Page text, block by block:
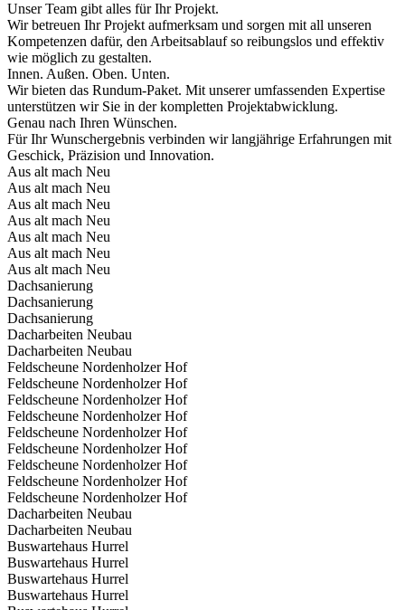
Unser Team gibt alles für Ihr Projekt.
Wir betreuen Ihr Projekt aufmerksam und sorgen mit all unseren
Kompetenzen dafür, den Arbeitsablauf so reibungslos und effektiv
wie möglich zu gestalten.
Innen. Außen. Oben. Unten.
Wir bieten das Rundum-Paket. Mit unserer umfassenden Expertise
unterstützen wir Sie in der kompletten Projektabwicklung.
Genau nach Ihren Wünschen.
Für Ihr Wunschergebnis verbinden wir langjährige Erfahrungen mit
Geschick, Präzision und Innovation.
Aus alt mach Neu
Aus alt mach Neu
Aus alt mach Neu
Aus alt mach Neu
Aus alt mach Neu
Aus alt mach Neu
Aus alt mach Neu
Dachsanierung
Dachsanierung
Dachsanierung
Dacharbeiten Neubau
Dacharbeiten Neubau
Feldscheune Nordenholzer Hof
Feldscheune Nordenholzer Hof
Feldscheune Nordenholzer Hof
Feldscheune Nordenholzer Hof
Feldscheune Nordenholzer Hof
Feldscheune Nordenholzer Hof
Feldscheune Nordenholzer Hof
Feldscheune Nordenholzer Hof
Feldscheune Nordenholzer Hof
Dacharbeiten Neubau
Dacharbeiten Neubau
Buswartehaus Hurrel
Buswartehaus Hurrel
Buswartehaus Hurrel
Buswartehaus Hurrel